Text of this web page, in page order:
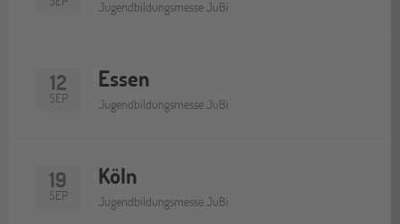
Jugendbildungsmesse JuBi
12
SEP
Essen
Jugendbildungsmesse JuBi
19
SEP
Köln
Jugendbildungsmesse JuBi